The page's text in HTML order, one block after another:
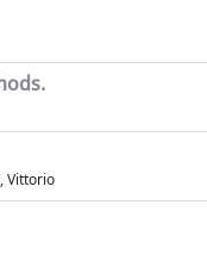
Vittorio